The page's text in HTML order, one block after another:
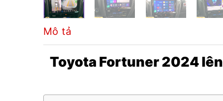
Mô tả
Toyota Fortuner 2024